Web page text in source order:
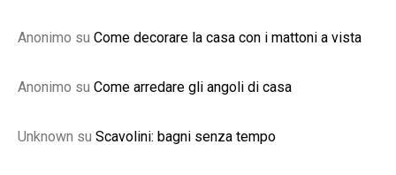
Anonimo su Come decorare la casa con i mattoni a vista
Anonimo su Come arredare gli angoli di casa
Unknown su Scavolini: bagni senza tempo